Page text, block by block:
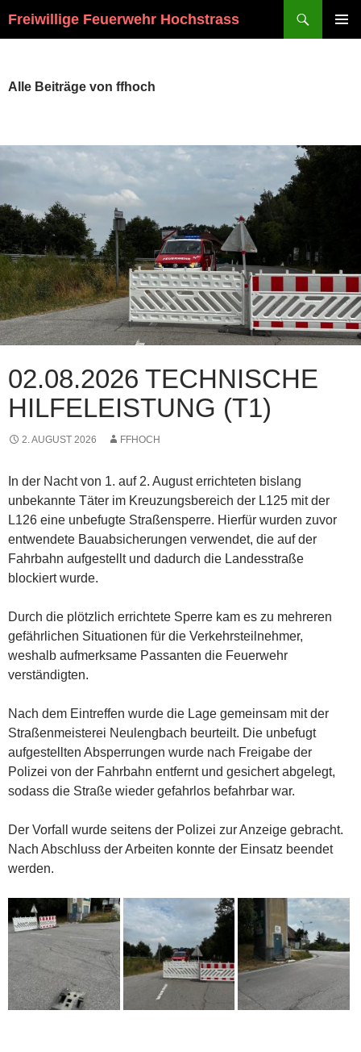
Freiwillige Feuerwehr Hochstrass
Alle Beiträge von ffhoch
02.08.2026 TECHNISCHE
HILFELEISTUNG (T1)
2. AUGUST 2026 FFHOCH
In der Nacht von 1. auf 2. August errichteten bislang
unbekannte Täter im Kreuzungsbereich der L125 mit der
L126 eine unbefugte Straßensperre. Hierfür wurden zuvor
entwendete Bauabsicherungen verwendet, die auf der
Fahrbahn aufgestellt und dadurch die Landesstraße
blockiert wurde.
Durch die plötzlich errichtete Sperre kam es zu mehreren
gefährlichen Situationen für die Verkehrsteilnehmer,
weshalb aufmerksame Passanten die Feuerwehr
verständigten.
Nach dem Eintreffen wurde die Lage gemeinsam mit der
Straßenmeisterei Neulengbach beurteilt. Die unbefugt
aufgestellten Absperrungen wurde nach Freigabe der
Polizei von der Fahrbahn entfernt und gesichert abgelegt,
sodass die Straße wieder gefahrlos befahrbar war.
Der Vorfall wurde seitens der Polizei zur Anzeige gebracht.
Nach Abschluss der Arbeiten konnte der Einsatz beendet
werden.